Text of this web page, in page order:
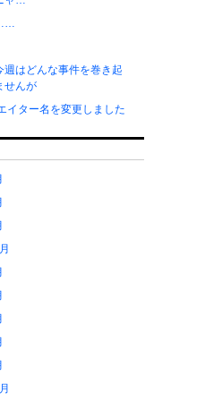
週はどんな事件を巻き起
んが
イター名を変更しました